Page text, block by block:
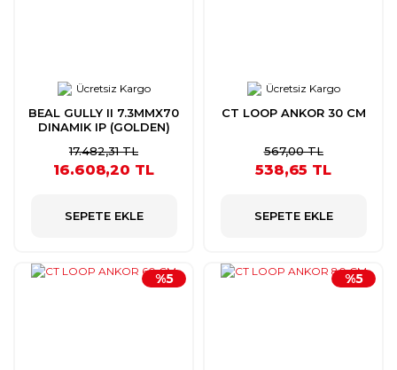
Ücretsiz Kargo
BEAL GULLY II 7.3MMX70
DINAMIK IP (GOLDEN)
17.482,31 TL
16.608,20 TL
SEPETE EKLE
Ücretsiz Kargo
CT LOOP ANKOR 30 CM
567,00 TL
538,65 TL
SEPETE EKLE
%5 %5